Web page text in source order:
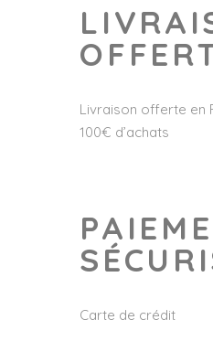
Livraison offerte en
100€ d’achats
Carte de crédit